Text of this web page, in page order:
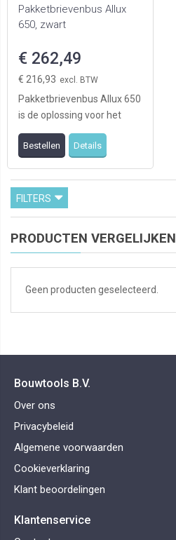
Pakketbrievenbus Allux
650, zwart
€ 262,49
€ 216,93
Pakketbrievenbus Allux 650
is de oplossing voor het
ontvangen van grote
hoeveelheden post ...
Bestellen Details
FILTERS
PRODUCTEN VERGELIJKEN
Geen producten geselecteerd.
Bouwtools B.V.
Over ons
Privacybeleid
Algemene voorwaarden
Cookieverklaring
Klant beoordelingen
Klantenservice